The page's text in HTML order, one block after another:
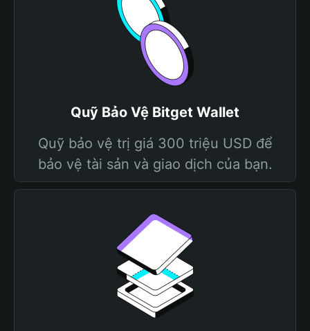
Quỹ Bảo Vệ Bitget Wallet
Quỹ bảo vệ trị giá 300 triệu USD để
bảo vệ tài sản và giao dịch của bạn.